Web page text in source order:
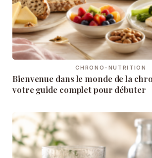
CHRONO-NUTRITION
Bienvenue dans le monde de la
votre guide complet pour débuter